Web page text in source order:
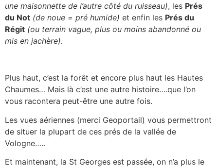
une maisonnette de l’autre côté du ruisseau), les Prés
du Not (de noue = pré humide) et enfin les Prés du
Régit (ou terrain vague, plus ou moins abandonné ou
mis en jachère).
Plus haut, c’est la forêt et encore plus haut les Hautes
Chaumes… Mais là c’est une autre histoire….que l’on
vous racontera peut-être une autre fois.
Les vues aériennes (merci Geoportail) vous permettront
de situer la plupart de ces prés de la vallée de
Vologne…..
Et maintenant, la St Georges est passée, on n’a plus le